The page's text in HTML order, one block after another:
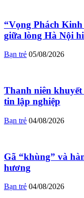
“Vọng Phách
giữa lòng Hà Nội
Bạn trẻ 05/08/2026
Thanh niên
tin lập nghiệp
Bạn trẻ 04/08/2026
Gã “khùng” và
hương
Bạn trẻ 04/08/2026